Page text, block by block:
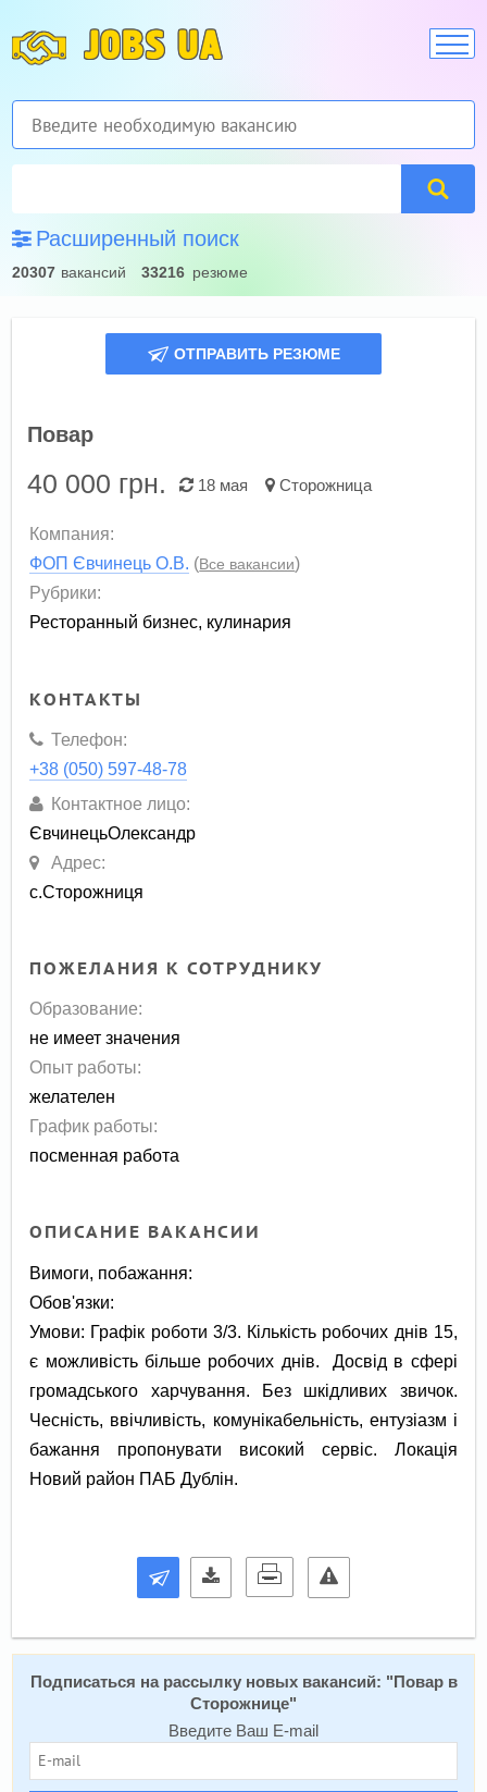
JOBS UA
Расширенный поиск
20307 вакансий 33216 резюме
ОТПРАВИТЬ РЕЗЮМЕ
Повар
40 000 грн. 18 мая Сторожница
Компания:
ФОП Євчинець О.В. (Все вакансии)
Рубрики:
Ресторанный бизнес, кулинария
КОНТАКТЫ
Телефон:
+38 (050) 597-48-78
Контактное лицо:
ЄвчинецьОлександр
Адрес:
с.Сторожниця
ПОЖЕЛАНИЯ К СОТРУДНИКУ
Образование:
не имеет значения
Опыт работы:
желателен
График работы:
посменная работа
ОПИСАНИЕ ВАКАНСИИ
Вимоги, побажання:
Обов'язки:
Умови: Графік роботи 3/3. Кількість робочих днів 15,
є можливість більше робочих днів. Досвід в сфері
громадського харчування. Без шкідливих звичок.
Чесність, ввічливість, комунікабельність, ентузіазм і
бажання пропонувати високий сервіс. Локація
Новий район ПАБ Дублін.
Подписаться на расcылку новых вакансий: " Повар в
Сторожнице"
Введите Ваш E-mail